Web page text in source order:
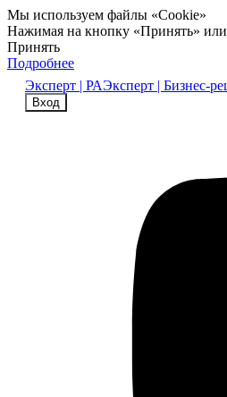
Мы используем файлы «Cookie»
Нажимая на кнопку «Принять» или
Принять
Подробнее
Эксперт | РАЭксперт | Бизнес-
Вход